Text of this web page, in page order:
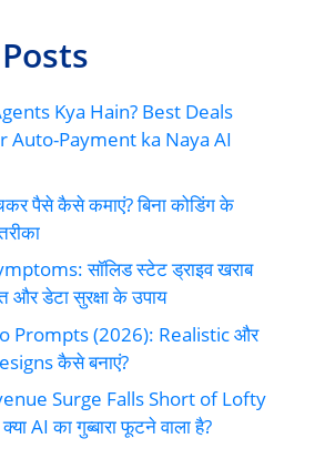
Kya Hain? Best Deals
Auto-Payment ka Naya AI
पैसे कैसे कमाएं? बिना कोडिंग के
सॉलिड स्टेट ड्राइव खराब
डेटा सुरक्षा के उपाय
Prompts (2026): Realistic और
कैसे बनाएं?
Surge Falls Short of Lofty
AI का गुब्बारा फूटने वाला है?